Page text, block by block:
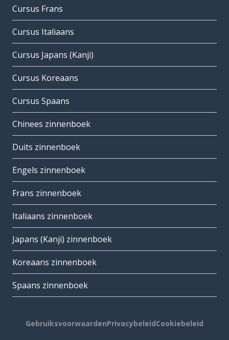
Cursus Frans
Cursus Italiaans
Cursus Japans (Kanji)
Cursus Koreaans
Cursus Spaans
Chinees zinnenboek
Duits zinnenboek
Engels zinnenboek
Frans zinnenboek
Italiaans zinnenboek
Japans (Kanji) zinnenboek
Koreaans zinnenboek
Spaans zinnenboek
GebruiksvoorwaardenPrivacybeleidCookiebeleid